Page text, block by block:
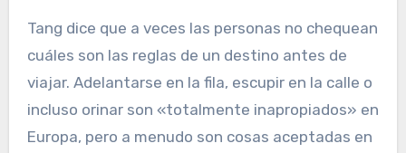
Tang dice que a veces las personas no chequean
cuáles son las reglas de un destino antes de
viajar. Adelantarse en la fila, escupir en la calle o
incluso orinar son «totalmente inapropiados» en
Europa, pero a menudo son cosas aceptadas en